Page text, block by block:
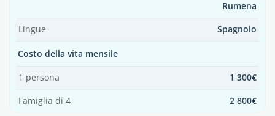
Rumena
Lingue Spagnolo
Costo della vita mensile
1 persona 1 300€
Famiglia di 4 2 800€